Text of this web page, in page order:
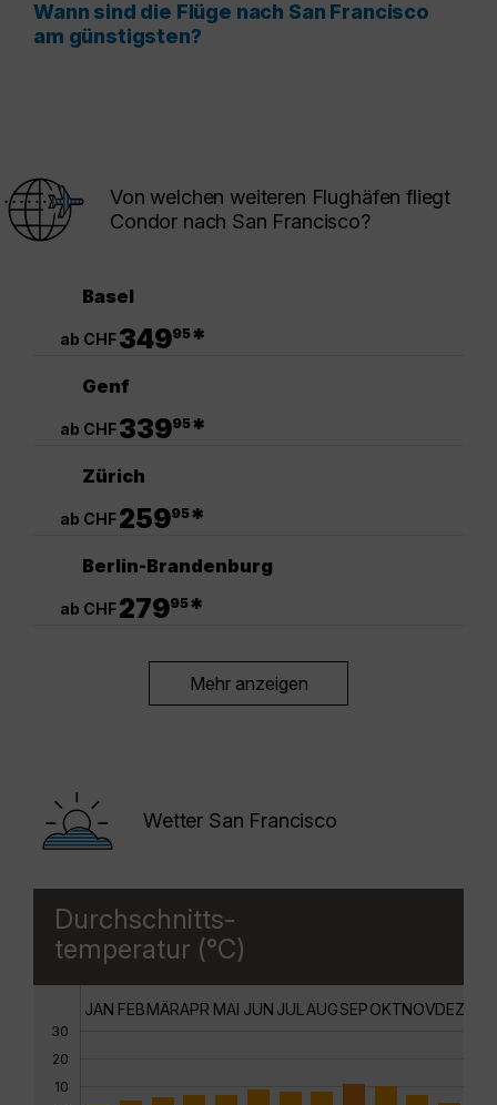
Wann sind die Flüge nach San Francisco
am günstigsten?
Von welchen weiteren Flughäfen fliegt
Condor nach San Francisco?
Basel
ab CHF34995*
Genf
ab CHF33995*
Zürich
ab CHF25995*
Berlin-Brandenburg
ab CHF27995*
Mehr anzeigen
Wetter San Francisco
Durchschnitts-
temperatur (°C)
30
20
10
JAN FEBMÄRAPR MAI JUN JUL AUGSEPOKTNOVDEZ